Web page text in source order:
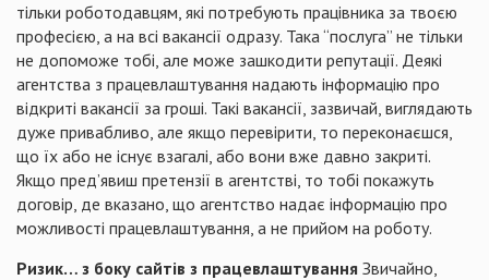
тільки роботодавцям, які потребують працівника за твоєю
професією, а на всі вакансії одразу. Така “послуга” не тільки
не допоможе тобі, але може зашкодити репутації. Деякі
агентства з працевлаштування надають інформацію про
відкриті вакансії за гроші. Такі вакансії, зазвичай, виглядають
дуже привабливо, але якщо перевірити, то переконаєшся,
що їх або не існує взагалі, або вони вже давно закриті.
Якщо пред’явиш претензії в агентстві, то тобі покажуть
договір, де вказано, що агентство надає інформацію про
можливості працевлаштування, а не прийом на роботу.
Ризик… з боку сайтів з працевлаштування Звичайно,